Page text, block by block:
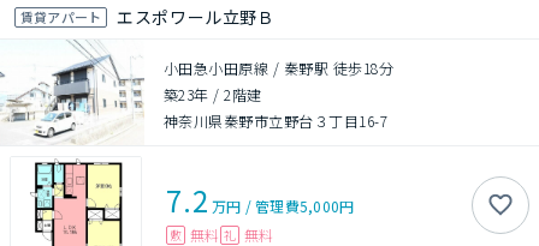
賃貸アパート エスポワール立野Ｂ
小田急小田原線 / 秦野駅 徒歩18分
築23年 /2階建
神奈川県秦野市立野台３丁目16-7
7.2 万円 /管理費5,000円
敷 無料 礼 無料